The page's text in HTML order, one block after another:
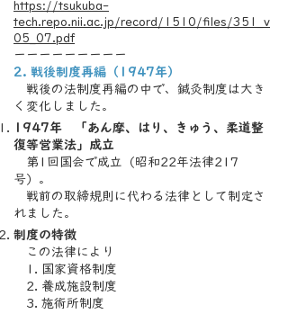
https://tsukuba-
tech.repo.nii.ac.jp/record/1510/files/351_v
05_07.pdf
ーーーーーーーーー
2. 戦後制度再編（1947年）
戦後の法制度再編の中で、鍼灸制度は大き
く変化しました。
1947年 「あん摩、はり、きゅう、柔道整
復等営業法」成立
第1回国会で成立（昭和22年法律217
号）。
戦前の取締規則に代わる法律として制定さ
れました。
制度の特徴
この法律により
1. 国家資格制度
2. 養成施設制度
3. 施術所制度